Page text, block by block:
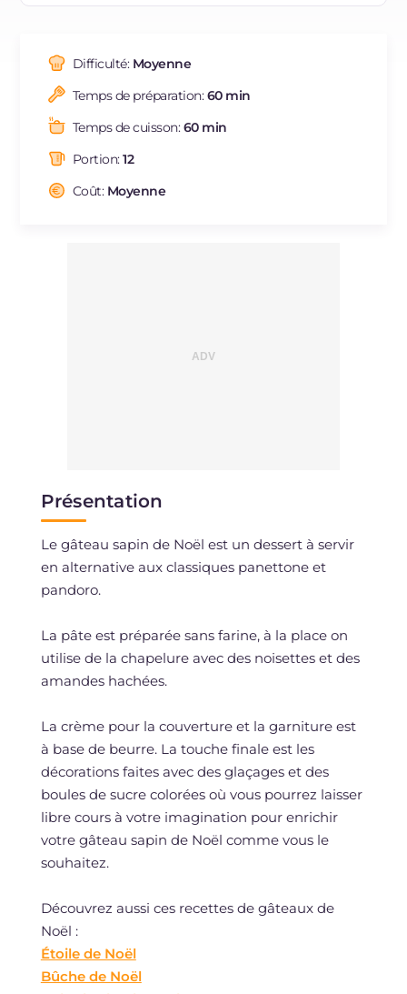
BR
DE
NL
Difficulté: Moyenne
Temps de préparation:60 min
Temps de cuisson:60 min
Portion:12
Coût: Moyenne
Présentation
Le gâteau sapin de Noël est un dessert à servir
en alternative aux classiques panettone et
pandoro.
La pâte est préparée sans farine, à la place on
utilise de la chapelure avec des noisettes et des
amandes hachées.
La crème pour la couverture et la garniture est
à base de beurre. La touche finale est les
décorations faites avec des glaçages et des
boules de sucre colorées où vous pourrez laisser
libre cours à votre imagination pour enrichir
votre gâteau sapin de Noël comme vous le
souhaitez.
Découvrez aussi ces recettes de gâteaux de
Noël :
Étoile de Noël
Bûche de Noël